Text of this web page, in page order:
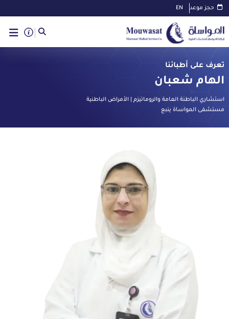
حجز موعد EN
تعرف على أطبائنا
الهام شعبان
استشاري الباطنة العامة والروماتيزم | الأمراض الباطنية
مستشفى المواساة ينبع